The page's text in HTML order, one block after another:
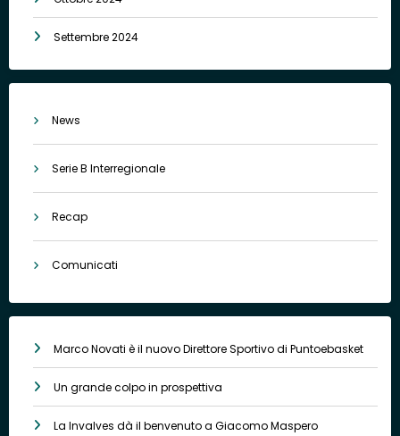
Settembre 2024
News
Serie B Interregionale
Recap
Comunicati
Marco Novati è il nuovo Direttore Sportivo di Puntoebasket
Un grande colpo in prospettiva
La Invalves dà il benvenuto a Giacomo Maspero